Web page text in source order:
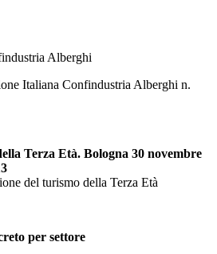
Alberghi
Italiana Confindustria Alberghi n.
Terza Età. Bologna 30 novembre
del turismo della Terza Età
per settore